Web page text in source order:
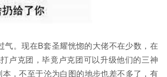
。现在B套圣耀恍惚的大佬不在少数，在
卢克团，毕竟卢克团可以升级他们的三神
，不至于沦为白图的地步也差不多了，有